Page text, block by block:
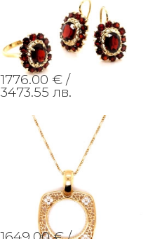
1776.00 € /
3473.55 лв.